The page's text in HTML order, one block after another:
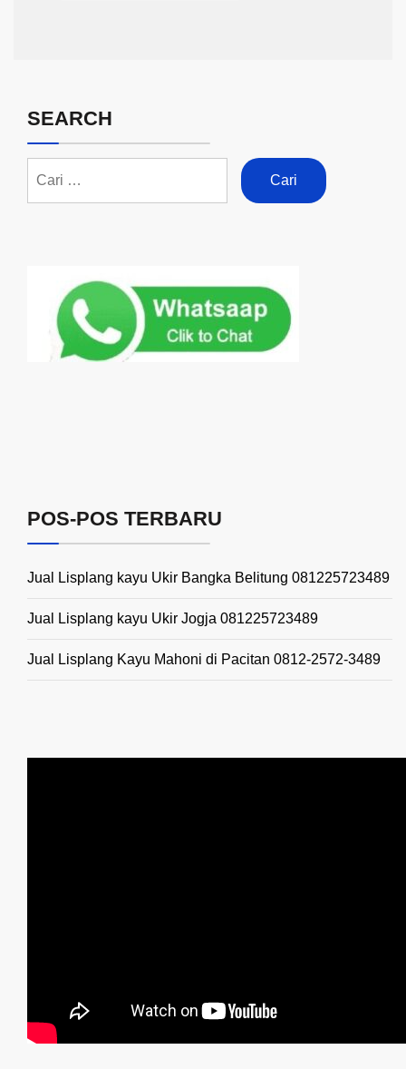
SEARCH
POS-POS TERBARU
Jual Lisplang kayu Ukir Bangka Belitung 081225723489
Jual Lisplang kayu Ukir Jogja 081225723489
Jual Lisplang Kayu Mahoni di Pacitan 0812-2572-3489